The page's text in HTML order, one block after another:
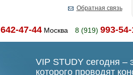
Обратная связь
642-47-44Москва 8 (919) 993-
VIP STUDY сегодня –
которого проводят